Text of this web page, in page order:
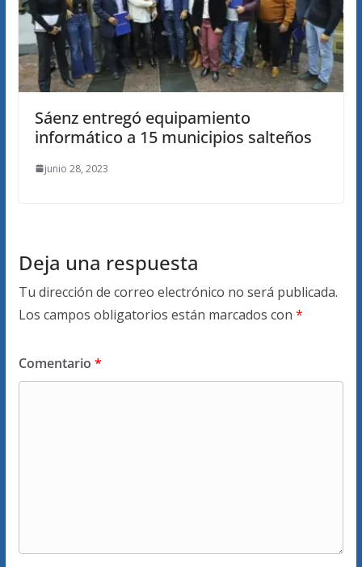
Sáenz entregó equipamiento
informático a 15 municipios salteños
junio 28, 2023
Deja una respuesta
Tu dirección de correo electrónico no será publicada.
Los campos obligatorios están marcados con *
Comentario *